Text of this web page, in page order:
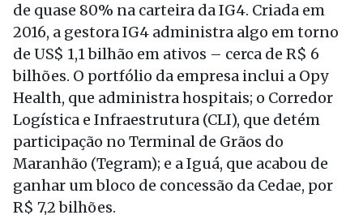
de quase 80% na carteira da IG4. Criada em
2016, a gestora IG4 administra algo em torno
de US$ 1,1 bilhão em ativos – cerca de R$ 6
bilhões. O portfólio da empresa inclui a Opy
Health, que administra hospitais; o Corredor
Logística e Infraestrutura (CLI), que detém
participação no Terminal de Grãos do
Maranhão (Tegram); e a Iguá, que acabou de
ganhar um bloco de concessão da Cedae, por
R$ 7,2 bilhões.